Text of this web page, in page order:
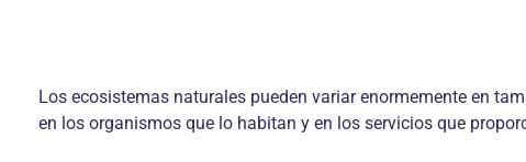
Los ecosistemas naturales pueden variar enormemente en
en los organismos que lo habitan y en los servicios que